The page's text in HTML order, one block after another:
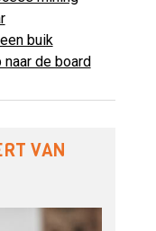
buik
naar de board
VAN